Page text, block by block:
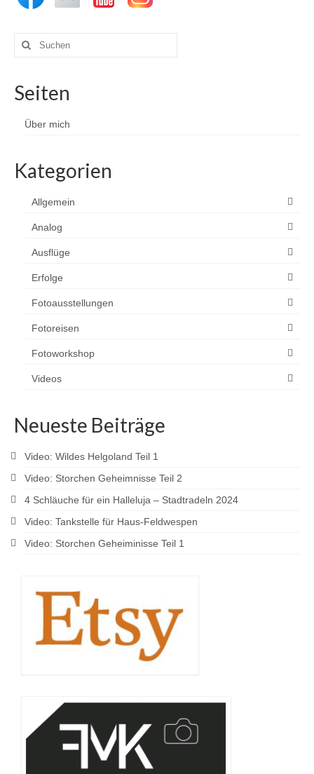
Suchen
nach:
Seiten
Über mich
Kategorien
Allgemein
Analog
Ausflüge
Erfolge
Fotoausstellungen
Fotoreisen
Fotoworkshop
Videos
Neueste Beiträge
Video: Wildes Helgoland Teil 1
Video: Storchen Geheimnisse Teil 2
4 Schläuche für ein Halleluja – Stadtradeln 2024
Video: Tankstelle für Haus-Feldwespen
Video: Storchen Geheiminisse Teil 1